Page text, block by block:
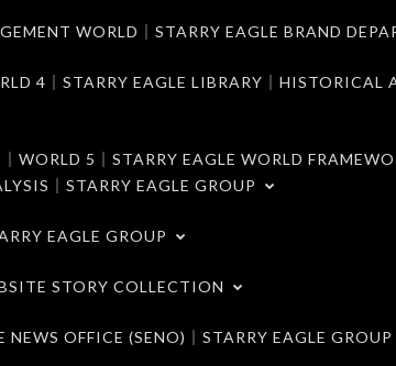
WORLD｜STARRY EAGLE BRAND
4｜STARRY EAGLE LIBRARY｜HISTORICAL
WORLD 5｜STARRY EAGLE WORLD
｜STARRY EAGLE GROUP
EAGLE GROUP
STORY COLLECTION
OFFICE (SENO)｜STARRY EAGLE GROUP